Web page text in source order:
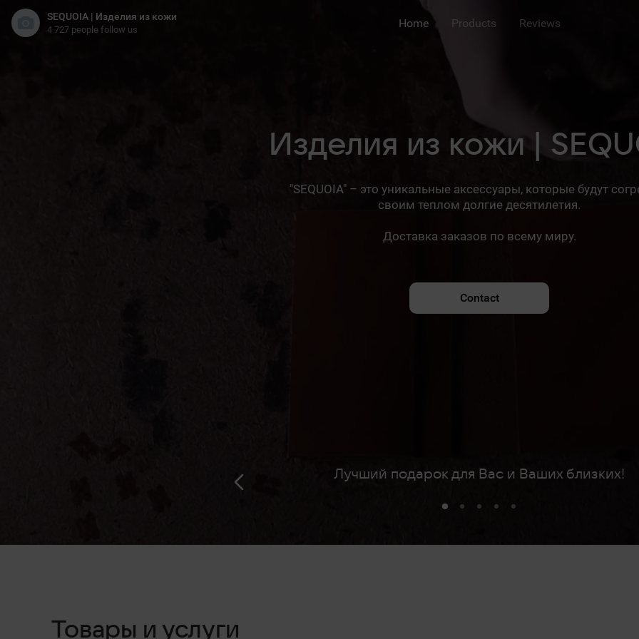
SEQUOIA | Изделия из кожи
4 727 people follow us Home Products Reviews
Изделия из кожи |
"SEQUOIA" – это уникальные аксессуары, которые будут
своим теплом долгие десятилетия.
Доставка заказов по всему миру.
Contact
Лучший подарок для Вас и Ваших близких!
Товары и услуги